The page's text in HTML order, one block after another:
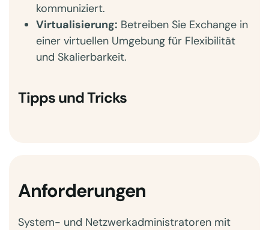
kommuniziert.
Virtualisierung: Betreiben Sie Exchange in
einer virtuellen Umgebung für Flexibilität
und Skalierbarkeit.
Tipps und Tricks
Anforderungen
System- und Netzwerkadministratoren mit